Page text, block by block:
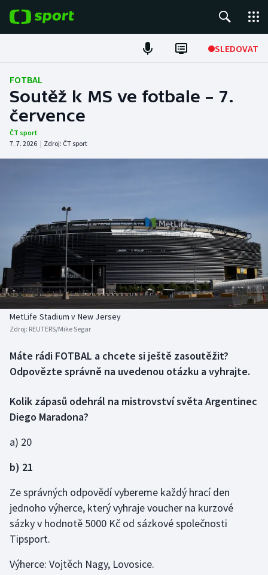
SLEDOVAT
Fotbal
Hokej
Tenis
Atletika
DALŠÍ SPORTY
Americký fotbal
Baseball a softbal
Basketbal
Biatlon
Boby a skeleton
Curling
Dostihy
Futsal
Golf
Gymnastika
NEPŘEHLÉDNĚTE
Soutěže
Historické návraty
Aplikace ČT sport
AZ kvíz
FOTBAL
Soutěž k MS ve fotbale – 7.
července
ČT sport
7. 7. 2026 | Zdroj: ČT sport
MetLife Stadium v New Jersey
Zdroj: REUTERS/Mike Segar
Máte rádi FOTBAL a chcete si ještě zasoutěžit?
Odpovězte správně na uvedenou otázku a vyhrajte.
Kolik zápasů odehrál na mistrovství světa Argentinec
Diego Maradona?
a) 20
b) 21
Ze správných odpovědí vybereme každý hrací den
jednoho výherce, který vyhraje voucher na kurzové
sázky v hodnotě 5000 Kč od sázkové společnosti
Tipsport.
Výherce: Vojtěch Nagy, Lovosice.